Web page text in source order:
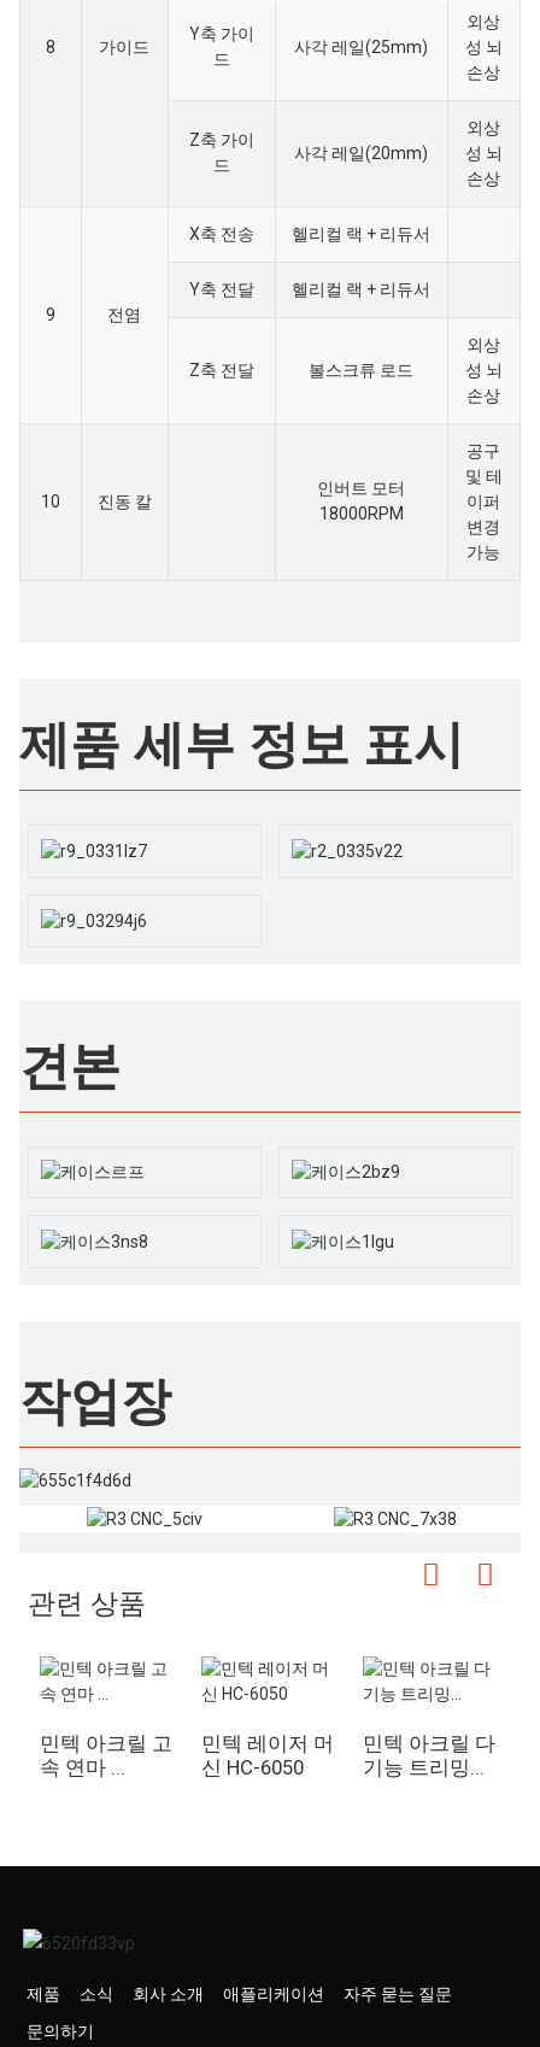
8 가이드
Y축 가이
드
사각 레일(25mm)
외상
성 뇌
손상
Z축 가이
드
사각 레일(20mm)
외상
성 뇌
손상
9 전염
X축 전송 헬리컬 랙 + 리듀서
Y축 전달 헬리컬 랙 + 리듀서
Z축 전달 볼스크류 로드
외상
성 뇌
손상
10 진동 칼
인버트 모터
18000RPM
공구
및 테
이퍼
변경
가능
제품 세부 정보 표시
견본
작업장
관련 상품
민텍 아크릴 고
속 연마 ...
민텍 레이저 머
신 HC-6050
민텍 아크릴 다
기능 트리밍...
제품 소식 회사 소개 애플리케이션
자주 묻는 질문
문의하기